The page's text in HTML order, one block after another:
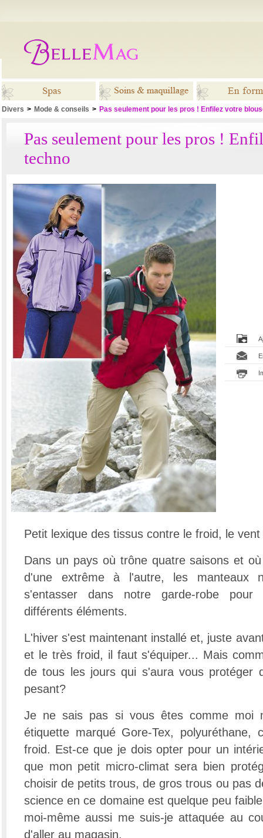
Divers > Mode & conseils > Pas seulement pour les pros ! Enfilez votre
Pas seulement pour les pros !
techno
Petit lexique des tissus contre le froid, le
Dans un pays où trône quatre saisons et
d'une extrême à l'autre, les manteaux
s'entasser dans notre garde-robe pour
différents éléments.
L'hiver s'est maintenant installé et, juste
et le très froid, il faut s'équiper... Mais
de tous les jours qui s'aura vous protéger
pesant?
Je ne sais pas si vous êtes comme moi
étiquette marqué Gore-Tex, polyuréthane,
froid. Est-ce que je dois opter pour un
que mon petit micro-climat sera bien
choisir de petits trous, de gros trous ou pas
science en ce domaine est quelque peu
moi-même aussi me suis-je attaquée au
d'aller au magasin.
maquillage